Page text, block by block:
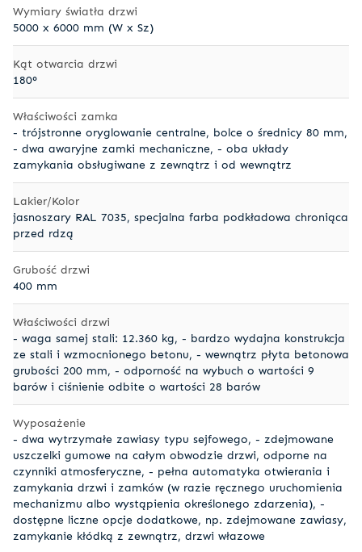
Wymiary światła drzwi
5000 x 6000 mm (W x Sz)
Kąt otwarcia drzwi
180°
Właściwości zamka
- trójstronne oryglowanie centralne, bolce o średnicy 80 mm,
- dwa awaryjne zamki mechaniczne, - oba układy
zamykania obsługiwane z zewnątrz i od wewnątrz
Lakier/Kolor
jasnoszary RAL 7035, specjalna farba podkładowa chroniąca
przed rdzą
Grubość drzwi
400 mm
Właściwości drzwi
- waga samej stali: 12.360 kg, - bardzo wydajna konstrukcja
ze stali i wzmocnionego betonu, - wewnątrz płyta betonowa
grubości 200 mm, - odporność na wybuch o wartości 9
barów i ciśnienie odbite o wartości 28 barów
Wyposażenie
- dwa wytrzymałe zawiasy typu sejfowego, - zdejmowane
uszczelki gumowe na całym obwodzie drzwi, odporne na
czynniki atmosferyczne, - pełna automatyka otwierania i
zamykania drzwi i zamków (w razie ręcznego uruchomienia
mechanizmu albo wystąpienia określonego zdarzenia), -
dostępne liczne opcje dodatkowe, np. zdejmowane zawiasy,
zamykanie kłódką z zewnątrz, drzwi włazowe